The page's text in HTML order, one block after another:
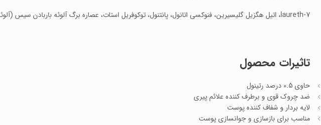
laureth-7، اتیل هگزیل گلیسیرین، فنوکسی اتانول، پانتنول، توکوفریل استات، عصاره برگ آلوئه باربادن سیس (آلوئه ورا)
تاثیرات محصول
حاوی 0.5 درصد رتینول
ضد چروک قوی و برطرف کننده علائم پیری
لایه بردار و شفاف کننده پوست
مناسب برای بازسازی و جوانسازی پوست